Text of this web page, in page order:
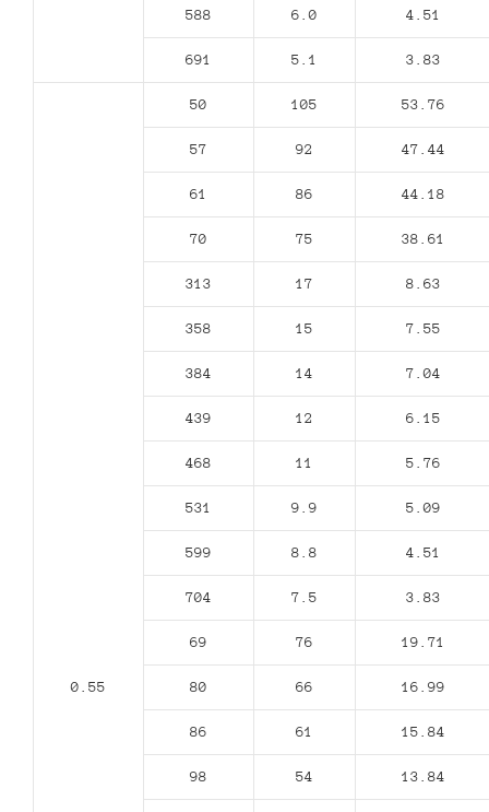
588 6.0 4.51
691 5.1 3.83
0.55
50 105 53.76
57 92 47.44
61 86 44.18
70 75 38.61
313 17 8.63
358 15 7.55
384 14 7.04
439 12 6.15
468 11 5.76
531 9.9 5.09
599 8.8 4.51
704 7.5 3.83
69 76 19.71
80 66 16.99
86 61 15.84
98 54 13.84